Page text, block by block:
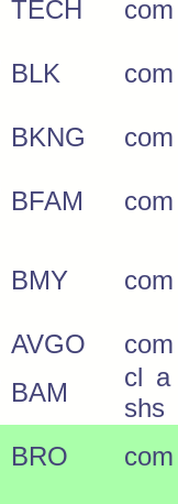
TECH
com
BLK
com
BKNG
com
BFAM com
BMY com
AVGO
com
BAM
cl a
shs
BRO
com